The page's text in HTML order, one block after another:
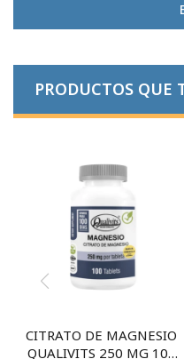
PRODUCTOS QUE
CITRATO DE MAGNESIO
QUALIVITS 250 MG 100